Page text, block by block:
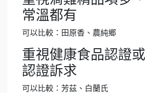
常溫都有
可以比較：田原香、農純鄉
重視健康食品認證
認證訴求
可以比較：芳茲、白蘭氏